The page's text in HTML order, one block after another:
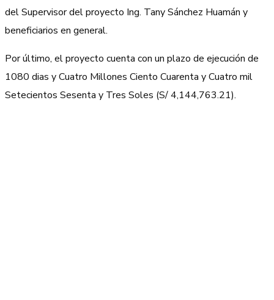
del Supervisor del proyecto Ing. Tany Sánchez Huamán y
beneficiarios en general.
Por último, el proyecto cuenta con un plazo de ejecución de
1080 dias y Cuatro Millones Ciento Cuarenta y Cuatro mil
Setecientos Sesenta y Tres Soles (S/ 4,144,763.21).